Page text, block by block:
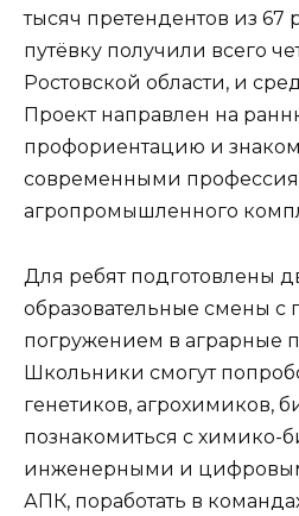
тысяч претендентов из 67
путёвку получили всего
Ростовской области, и
Проект направлен на
профориентацию и
современными
агропромышленного
Для ребят подготовлены
образовательные смены с
погружением в аграрные
Школьники смогут
генетиков, агрохимиков,
познакомиться с химико-
инженерными и
АПК, поработать в